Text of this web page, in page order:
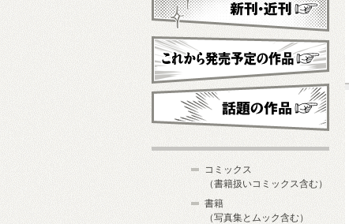
新刊・近刊
これから発売予定
コミックス
（書籍扱いコミックス含む）
書籍
（写真集とムック含む）